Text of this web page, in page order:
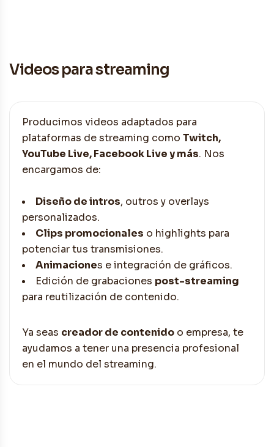
Videos para streaming
Producimos videos adaptados para
plataformas de streaming como Twitch,
YouTube Live, Facebook Live y más. Nos
encargamos de:
Diseño de intros, outros y overlays
personalizados.
Clips promocionales o highlights para
potenciar tus transmisiones.
Animaciones e integración de gráficos.
Edición de grabaciones post-streaming
para reutilización de contenido.
Ya seas creador de contenido o empresa, te
ayudamos a tener una presencia profesional
en el mundo del streaming.